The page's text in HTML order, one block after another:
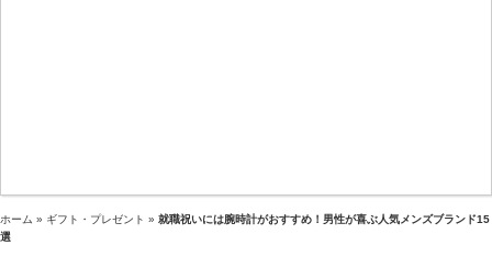
ホーム » ギフト・プレゼント » 就職祝いには腕時計がおすすめ！男性が喜ぶ人気メンズブランド15
選